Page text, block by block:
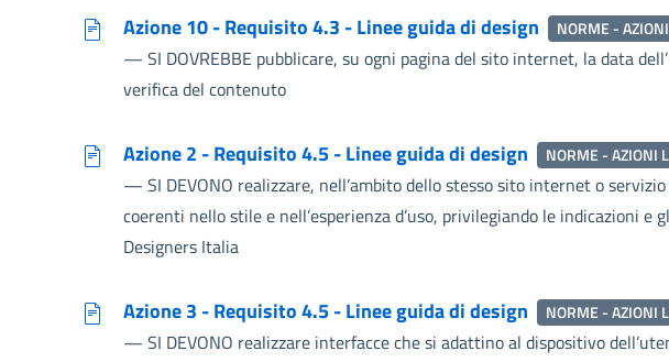
Azione 10 - Requisito 4.3 - Linee guida di design NORME -
— SI DOVREBBE pubblicare, su ogni pagina del sito internet, la data
verifica del contenuto
Azione 2 - Requisito 4.5 - Linee guida di design NORME - AZIONI
— SI DEVONO realizzare, nell’ambito dello stesso sito internet o
coerenti nello stile e nell’esperienza d’uso, privilegiando le indicazioni e
Designers Italia
Azione 3 - Requisito 4.5 - Linee guida di design NORME - AZIONI
— SI DEVONO realizzare interfacce che si adattino al dispositivo